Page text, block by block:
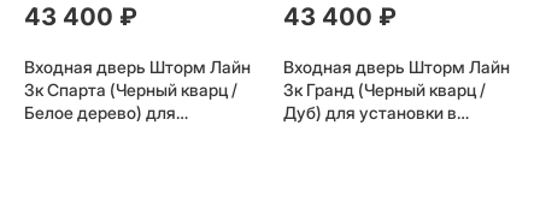
43 400 ₽
Входная дверь Шторм Лайн
3к Спарта (Черный кварц /
Белое дерево) для
43 400 ₽
Входная дверь Шторм Лайн
3к Гранд (Черный кварц /
Дуб) для установки в